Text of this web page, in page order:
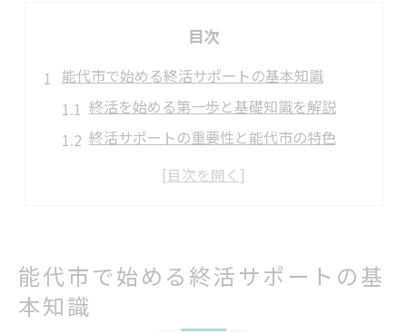
目次
能代市で始める終活サポートの基本知識
終活を始める第一歩と基礎知識を解説
終活サポートの重要性と能代市の特色
家族と安心して進める終活の心得
家族と進める安心の終活準備方法
家族で共有したい終活の準備ポイント
終活で家族の不安を減らす話し合い方
能代市で始める終活サポートの基
本知識